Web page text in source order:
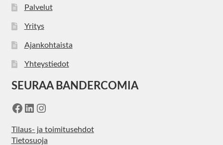
Palvelut
Yritys
Ajankohtaista
Yhteystiedot
SEURAA BANDERCOMIA
Facebook
LinkedIn
Instagram
Tilaus- ja toimitusehdot
Tietosuoja